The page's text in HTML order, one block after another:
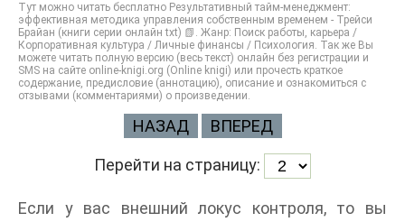
Тут можно читать бесплатно Результативный тайм-менеджмент:
эффективная методика управления собственным временем - Трейси
Брайан (книги серии онлайн txt) 📗. Жанр: Поиск работы, карьера /
Корпоративная культура / Личные финансы / Психология. Так же Вы
можете читать полную версию (весь текст) онлайн без регистрации и
SMS на сайте online-knigi.org (Online knigi) или прочесть краткое
содержание, предисловие (аннотацию), описание и ознакомиться с
отзывами (комментариями) о произведении.
НАЗАД ВПЕРЕД
Перейти на страницу:
Если у вас внешний локус контроля, то вы